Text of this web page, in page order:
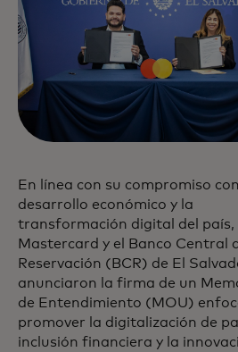
En línea con su compromiso con
desarrollo económico y la
transformación digital del país,
Mastercard y el Banco Central
Reservación (BCR) de El
anunciaron la firma de un
de Entendimiento (MOU)
promover la digitalización de
inclusión financiera y la